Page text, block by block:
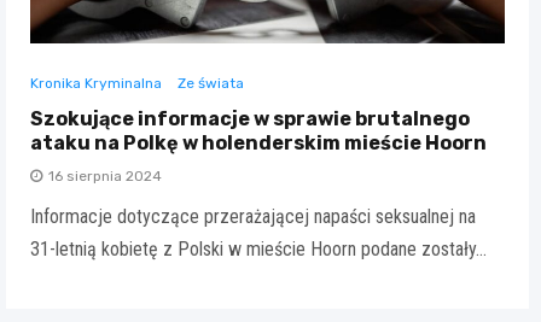
Kronika Kryminalna Ze świata
Szokujące informacje w sprawie brutalnego
ataku na Polkę w holenderskim mieście Hoorn
16 sierpnia 2024
Informacje dotyczące przerażającej napaści seksualnej na
31-letnią kobietę z Polski w mieście Hoorn podane zostały…